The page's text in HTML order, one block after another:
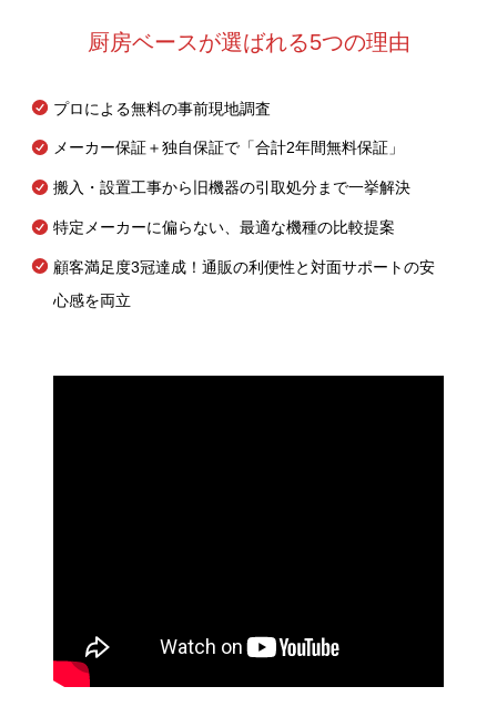
厨房ベースが選ばれる5つの理由
プロによる無料の事前現地調査
メーカー保証＋独自保証で「合計2年間無料保証」
搬入・設置工事から旧機器の引取処分まで一挙解決
特定メーカーに偏らない、最適な機種の比較提案
顧客満足度3冠達成！通販の利便性と対面サポートの安
心感を両立